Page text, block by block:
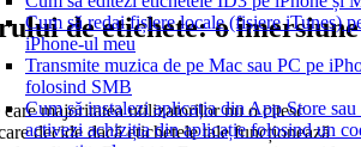
Cum să redai fișiere locale (fișiere iTunes)
iPhone-ul meu
Transmite muzica de pe Mac sau PC pe
folosind SMB
Cum să instalezi aplicația din App Store sau
activezi achiziția din aplicație folosind un
de etichete: o imersiune
care majoritatea utilizatorilor nu o citesc
decide dacă etichetele tale funcționează